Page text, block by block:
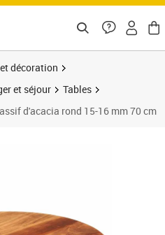
décoration
et séjour
Tables
d'acacia rond 15-16 mm 70 cm